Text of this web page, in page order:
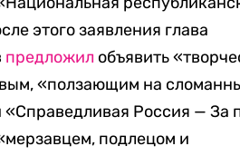
этого заявления глава
предложил объявить
«ползающим на
Россия — За
подлецом и